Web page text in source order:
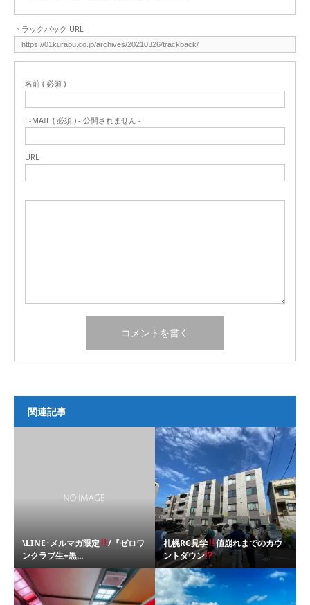
トラックバック URL
名前 ( 必須 )
E-MAIL ( 必須 ) - 公開されません -
URL
関連記事
\LINE･メルマガ限定
/『ゼロワ
ンクラブ生+黒...
札幌RC見学
値崩れまでのカウ
ントダウン